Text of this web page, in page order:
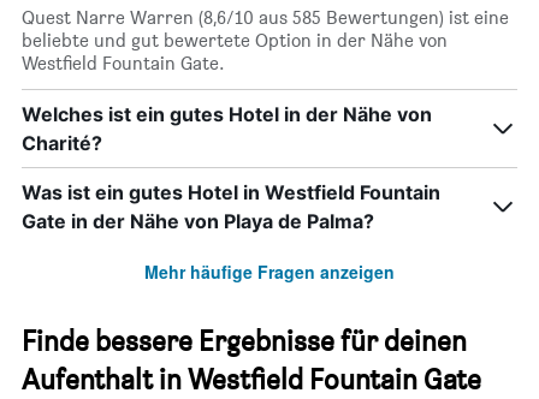
Quest Narre Warren (8,6/10 aus 585 Bewertungen) ist eine
beliebte und gut bewertete Option in der Nähe von
Westfield Fountain Gate.
Welches ist ein gutes Hotel in der Nähe von
Charité?
Was ist ein gutes Hotel in Westfield Fountain
Gate in der Nähe von Playa de Palma?
Mehr häufige Fragen anzeigen
Finde bessere Ergebnisse für deinen
Aufenthalt in Westfield Fountain Gate